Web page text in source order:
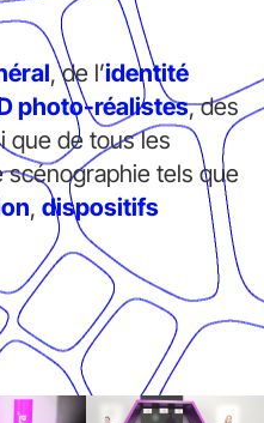
, de l’identité
photo-réalistes, des
que de tous les
tels que
, dispositifs